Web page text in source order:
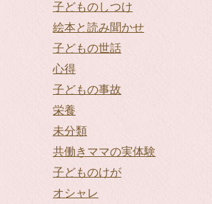
子どものしつけ
絵本と読み聞かせ
子どもの世話
心得
子どもの事故
栄養
未分類
共働きママの実体験
子どものけが
オシャレ